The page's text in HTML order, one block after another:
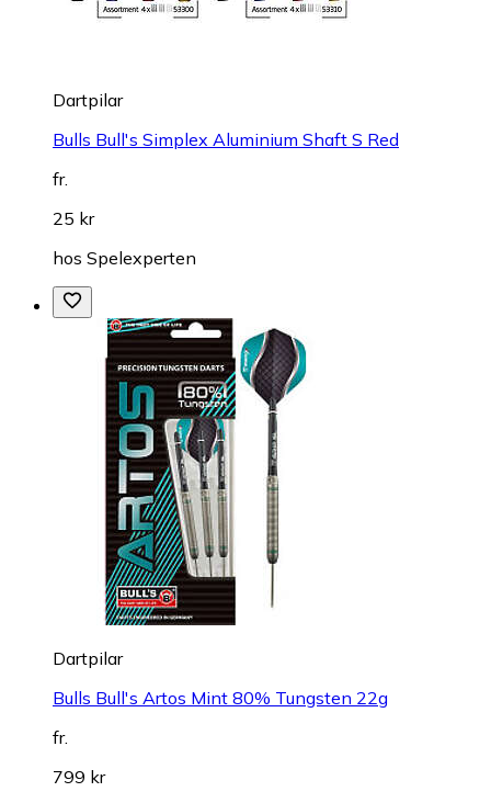
Dartpilar
Bulls Bull's Simplex Aluminium Shaft S Red
fr.
25 kr
hos Spelexperten
Dartpilar
Bulls Bull's Artos Mint 80% Tungsten 22g
fr.
799 kr